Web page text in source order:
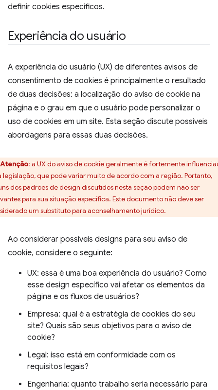
definir cookies específicos.
Experiência do usuário
A experiência do usuário (UX) de diferentes avisos de
consentimento de cookies é principalmente o resultado
de duas decisões: a localização do aviso de cookie na
página e o grau em que o usuário pode personalizar o
uso de cookies em um site. Esta seção discute possíveis
abordagens para essas duas decisões.
Atenção: a UX do aviso de cookie geralmente é fortemente
legislação, que pode variar muito de acordo com a região. Portanto,
dos padrões de design discutidos nesta seção podem não ser
para sua situação específica. Este documento não deve ser
um substituto para aconselhamento jurídico.
Ao considerar possíveis designs para seu aviso de
cookie, considere o seguinte:
UX: essa é uma boa experiência do usuário? Como
esse design específico vai afetar os elementos da
página e os fluxos de usuários?
Empresa: qual é a estratégia de cookies do seu
site? Quais são seus objetivos para o aviso de
cookie?
Legal: isso está em conformidade com os
requisitos legais?
Engenharia: quanto trabalho seria necessário para